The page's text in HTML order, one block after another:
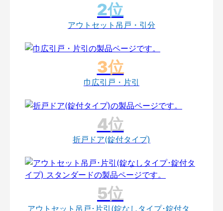
アウトセット吊戸・引分
巾広引戸・片引
折戸ドア(錠付タイプ)
アウトセット吊戸･片引(錠なしタイプ･錠付タ